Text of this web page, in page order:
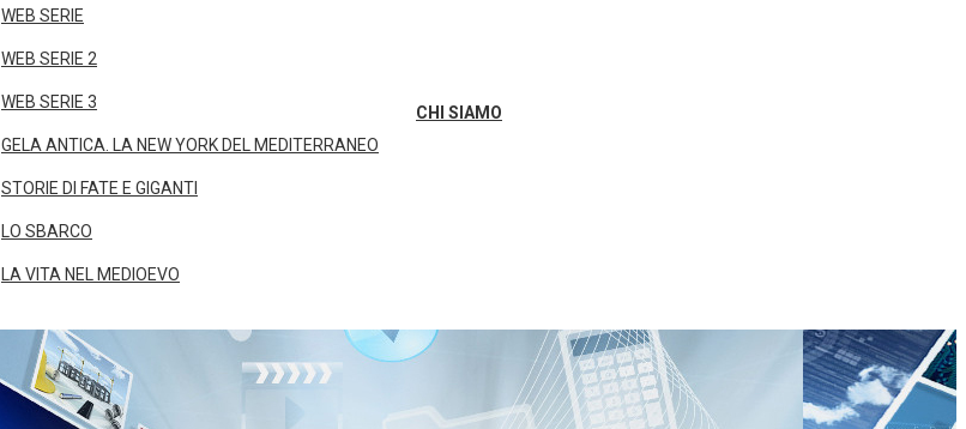
WEB SERIE
WEB SERIE 2
WEB SERIE 3
GELA ANTICA. LA NEW YORK DEL MEDITERRANEO
STORIE DI FATE E GIGANTI
LO SBARCO
LA VITA NEL MEDIOEVO
CHI SIAMO